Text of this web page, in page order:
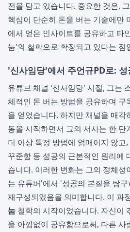
전을 담고 있습니다. 중요한 것은,
핵심이 단순히 돈을 버는 기술에만
에서 얻은 인사이트를 공유하고 타
눔'의 철학으로 확장되고 있다는 점
'신사임당'에서 주언규PD로:
유튜브 채널 '신사임당' 시절, 그는
체적인 돈 버는 방법을 공유하며 구
을 얻었습니다. 하지만 채널을 매
동을 시작하면서 그의 서사는 한 단
더 이상 특정 방법에 얽매이지 않고
꾸준함 등 성공의 근본적인 원리에
습니다. 이러한 변화는 그의 정체성
는 유튜버'에서 '성공의 본질을 탐
재구성되었음을 의미합니다. 이 과
눔 철학의 시작이었습니다. 자신이
을 아낌없이 공유함으로써, 다른 사